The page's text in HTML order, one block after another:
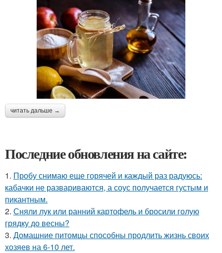
читать дальше →
Последние обновления на сайте:
1. Пробу снимаю еще горячей и каждый раз радуюсь:
кабачки не развариваются, а соус получается густым и
пикантным.
2. Сняли лук или ранний картофель и бросили голую
грядку до весны?
3. Домашние питомцы способны продлить жизнь своих
хозяев на 6-10 лет.